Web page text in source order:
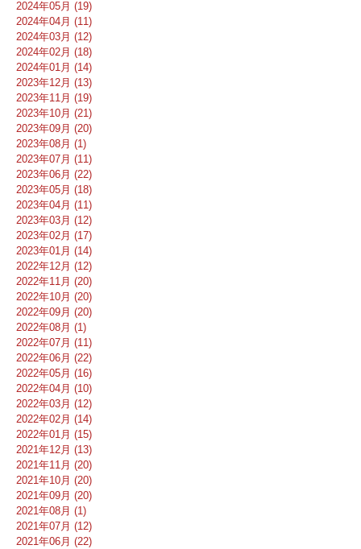
2024年05月 (19)
2024年04月 (11)
2024年03月 (12)
2024年02月 (18)
2024年01月 (14)
2023年12月 (13)
2023年11月 (19)
2023年10月 (21)
2023年09月 (20)
2023年08月 (1)
2023年07月 (11)
2023年06月 (22)
2023年05月 (18)
2023年04月 (11)
2023年03月 (12)
2023年02月 (17)
2023年01月 (14)
2022年12月 (12)
2022年11月 (20)
2022年10月 (20)
2022年09月 (20)
2022年08月 (1)
2022年07月 (11)
2022年06月 (22)
2022年05月 (16)
2022年04月 (10)
2022年03月 (12)
2022年02月 (14)
2022年01月 (15)
2021年12月 (13)
2021年11月 (20)
2021年10月 (20)
2021年09月 (20)
2021年08月 (1)
2021年07月 (12)
2021年06月 (22)